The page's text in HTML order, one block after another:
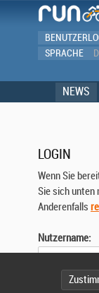
SPRACHE
NEWS
LOGIN
Wenn Sie
Sie sich unten
Anderenfalls
Nutzername:
Passwort: